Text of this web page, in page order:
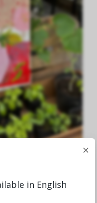
×
in English